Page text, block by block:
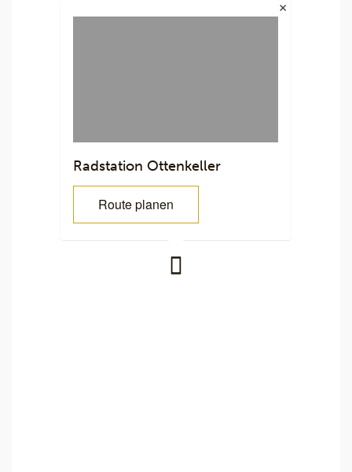
Radstation Ottenkeller
Route planen